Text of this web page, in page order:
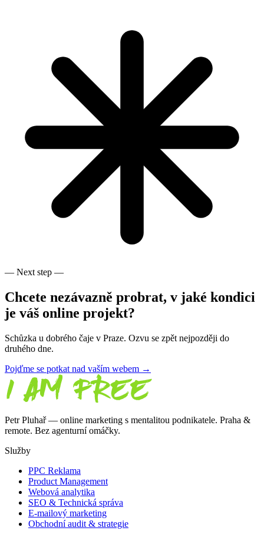
— Next step —
Chcete nezávazně probrat, v jaké kondici
je váš online projekt?
Schůzka u dobrého čaje v Praze. Ozvu se zpět nejpozději do
druhého dne.
Pojďme se potkat nad vaším webem →
Petr Pluhař — online marketing s mentalitou podnikatele. Praha &
remote. Bez agenturní omáčky.
Služby
PPC Reklama
Product Management
Webová analytika
SEO & Technická správa
E-mailový marketing
Obchodní audit & strategie